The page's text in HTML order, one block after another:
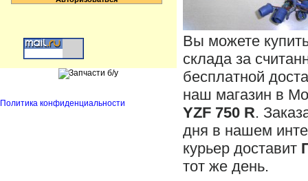
Вы можете
склада за
бесплатной
наш магазин в
YZF 750 R.
дня в нашем
курьер доставит
тот же день.
Политика конфиденциальности